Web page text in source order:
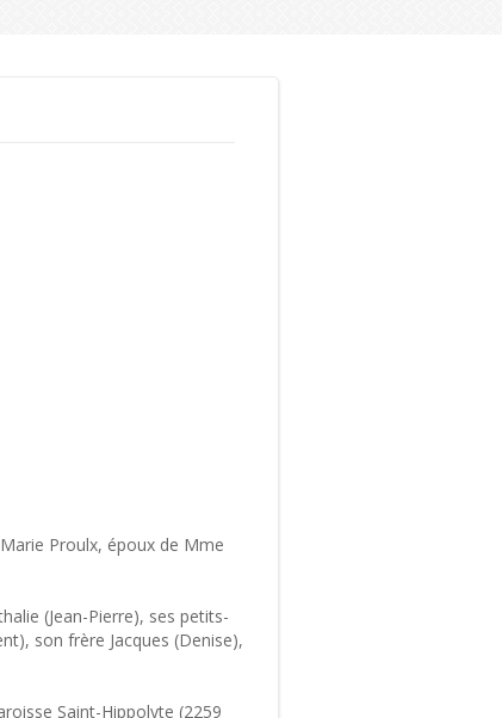
Proulx, époux de Mme
(Jean-Pierre), ses petits-
son frère Jacques (Denise),
Saint-Hippolyte (2259